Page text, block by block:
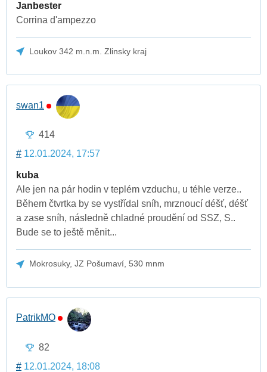
Janbester
Corrina d'ampezzo
Loukov 342 m.n.m. Zlinsky kraj
swan1
414
# 12.01.2024, 17:57
kuba
Ale jen na pár hodin v teplém vzduchu, u téhle verze..
Během čtvrtka by se vystřídal sníh, mrznoucí déšť, déšť
a zase sníh, následně chladné proudění od SSZ, S..
Bude se to ještě měnit...
Mokrosuky, JZ Pošumaví, 530 mnm
PatrikMO
82
# 12.01.2024, 18:08